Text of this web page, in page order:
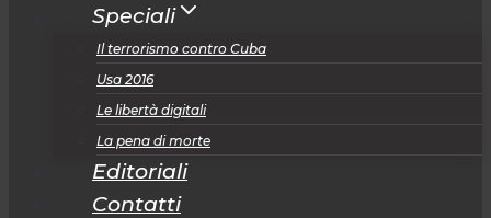
Speciali
Il terrorismo contro Cuba
Usa 2016
Le libertà digitali
La pena di morte
Editoriali
Contatti